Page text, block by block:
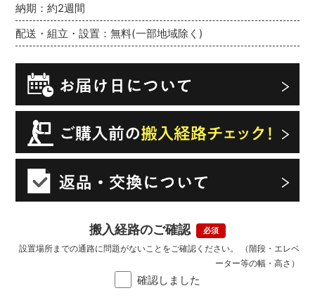
納期：約2週間
配送・組立・設置：無料(一部地域除く)
搬入経路のご確認
確認しました
設置場所までの通路に問題がないことをご確認ください。 （階段・エレベ
ーター等の幅・高さ）